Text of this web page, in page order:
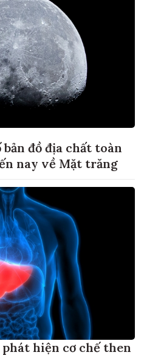
đồ địa chất toàn
nay về Mặt trăng
hiện cơ chế then